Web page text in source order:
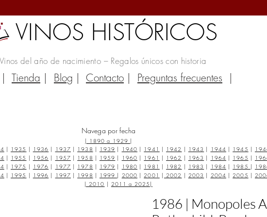
VINOS HISTÓRICOS
Vinos del año de nacimiento – Regalos únicos con historia
| Tienda | Blog | Contacto | Preguntas frecuentes |
Navega por fecha
| 1890 a 1929 |
| 1935 | 1936 | 1937 | 1938 | 1939 | 1940 | 1941 | 1942 | 1943 | 1944 | 1945 |
| 1955 | 1956 | 1957 | 1958 | 1959 | 1960 | 1961 | 1962 | 1963 | 1964 | 1965 |
| 1975 | 1976 | 1977 | 1978 | 1979 | 1980 | 1981 | 1982 | 1983 | 1984 | 1985 |
| 1995 | 1996 | 1997 | 1998 | 1999 | 2000 | 2001 | 2002 | 2003 | 2004 | 2005 |
| 2010 | 2011 a 2025 |
1986 | Monopoles